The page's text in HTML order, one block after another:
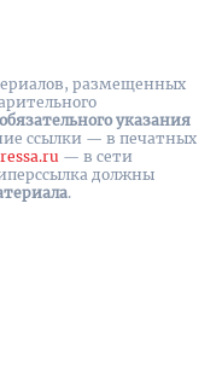
размещенных
обязательного указания
ссылки — в печатных
— в сети
должны
.